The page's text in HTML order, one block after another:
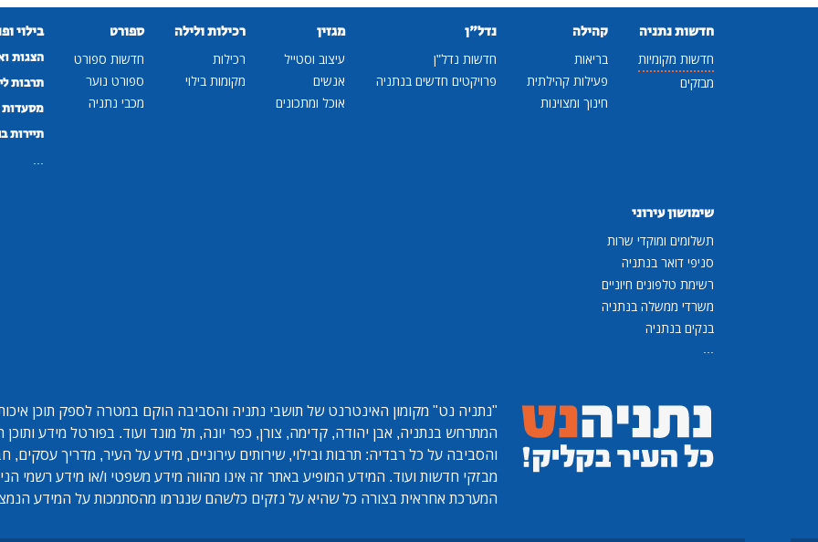
חדשות נתניה
חדשות מקומיות
מבזקים
קהילה
בריאות
פעילות קהילתית
חינוך ומצוינות
נדל"ן
חדשות נדל"ן
פרויקטים חדשים בנתניה
מגזין
עיצוב וסטייל
אנשים
אוכל ומתכונים
רכילות ולילה
רכילות
מקומות בילוי
ספורט
חדשות ספורט
ספורט נוער
מכבי נתניה
בילוי
הצגות
תרבות
מסעדות
תיירות
...
שימושון עירוני
תשלומים ומוקדי שרות
סניפי דואר בנתניה
רשימת טלפונים חיוניים
משרדי ממשלה בנתניה
בנקים בנתניה
...
"נתניה נט" מקומון האינטרנט של תושבי נתניה והסביבה הוקם במטרה לספק תוכן
המתרחש בנתניה, אבן יהודה, קדימה, צורן, כפר יונה, תל מונד ועוד. בפורטל מידע
והסביבה על כל רבדיה: תרבות ובילוי, שירותים עירוניים, מידע על העיר, מדריך עסקים,
מבזקי חדשות ועוד. המידע המופיע באתר זה אינו מהווה מידע משפטי ו/או מידע רשמי
המערכת אחראית בצורה כל שהיא על נזקים כלשהם שנגרמו מהסתמכות על המידע